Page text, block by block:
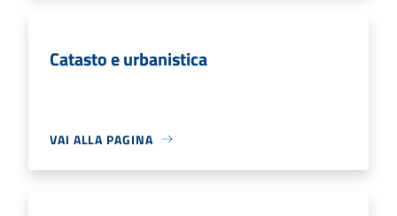
Catasto e urbanistica
VAI ALLA PAGINA